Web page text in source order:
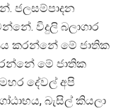
ජලසම්පාදන
විදුලි බලාගාර
කරන්නේ මේ ජාතික
මේ ජාතික
දේවල් අපි
බැසිල් කියලා